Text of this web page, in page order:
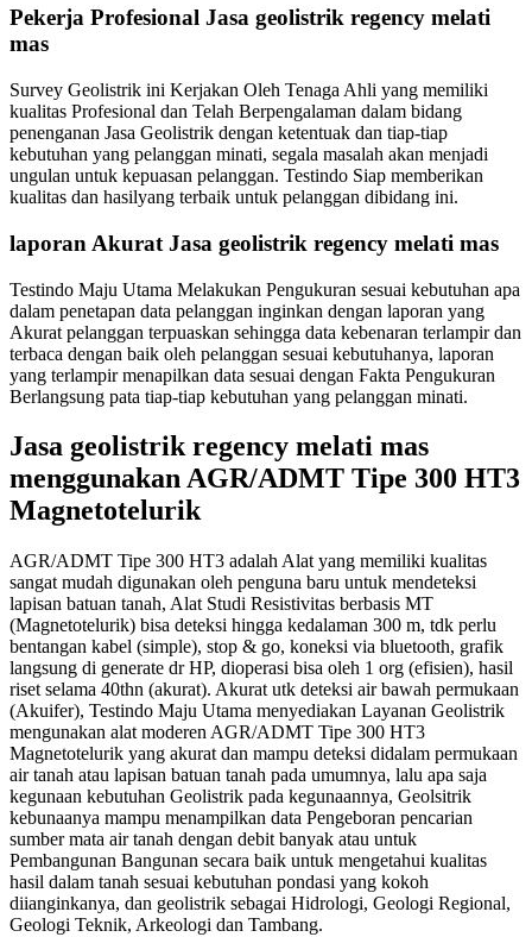
Pekerja Profesional Jasa geolistrik regency melati
mas
Survey Geolistrik ini Kerjakan Oleh Tenaga Ahli yang memiliki
kualitas Profesional dan Telah Berpengalaman dalam bidang
penenganan Jasa Geolistrik dengan ketentuak dan tiap-tiap
kebutuhan yang pelanggan minati, segala masalah akan menjadi
ungulan untuk kepuasan pelanggan. Testindo Siap memberikan
kualitas dan hasilyang terbaik untuk pelanggan dibidang ini.
laporan Akurat Jasa geolistrik regency melati mas
Testindo Maju Utama Melakukan Pengukuran sesuai kebutuhan apa
dalam penetapan data pelanggan inginkan dengan laporan yang
Akurat pelanggan terpuaskan sehingga data kebenaran terlampir dan
terbaca dengan baik oleh pelanggan sesuai kebutuhanya, laporan
yang terlampir menapilkan data sesuai dengan Fakta Pengukuran
Berlangsung pata tiap-tiap kebutuhan yang pelanggan minati.
Jasa geolistrik regency melati mas
menggunakan AGR/ADMT Tipe 300 HT3
Magnetotelurik
AGR/ADMT Tipe 300 HT3 adalah Alat yang memiliki kualitas
sangat mudah digunakan oleh penguna baru untuk mendeteksi
lapisan batuan tanah, Alat Studi Resistivitas berbasis MT
(Magnetotelurik) bisa deteksi hingga kedalaman 300 m, tdk perlu
bentangan kabel (simple), stop & go, koneksi via bluetooth, grafik
langsung di generate dr HP, dioperasi bisa oleh 1 org (efisien), hasil
riset selama 40thn (akurat). Akurat utk deteksi air bawah permukaan
(Akuifer), Testindo Maju Utama menyediakan Layanan Geolistrik
mengunakan alat moderen AGR/ADMT Tipe 300 HT3
Magnetotelurik yang akurat dan mampu deteksi didalam permukaan
air tanah atau lapisan batuan tanah pada umumnya, lalu apa saja
kegunaan kebutuhan Geolistrik pada kegunaannya, Geolsitrik
kebunaanya mampu menampilkan data Pengeboran pencarian
sumber mata air tanah dengan debit banyak atau untuk
Pembangunan Bangunan secara baik untuk mengetahui kualitas
hasil dalam tanah sesuai kebutuhan pondasi yang kokoh
diianginkanya, dan geolistrik sebagai Hidrologi, Geologi Regional,
Geologi Teknik, Arkeologi dan Tambang.